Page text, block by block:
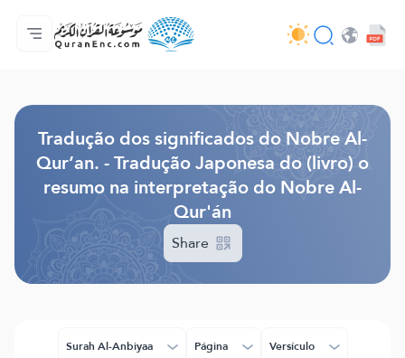
Página inicial
Índice de tradução
Audio
Serviços para desenvolvedores - API
Acerca do projeto
Contacta-nos
Idioma
Tradução dos significados do Nobre Al-
Qur’an. - Tradução Japonesa do (livro) o
resumo na interpretação do Nobre Al-
Qur'án
Share
Surah Al-Anbiyaa Página Versículo